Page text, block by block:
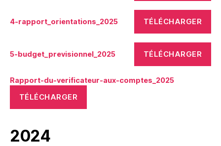
4-rapport_orientations_2025 TÉLÉCHARGER
5-budget_previsionnel_2025 TÉLÉCHARGER
Rapport-du-verificateur-aux-comptes_2025
TÉLÉCHARGER
2024